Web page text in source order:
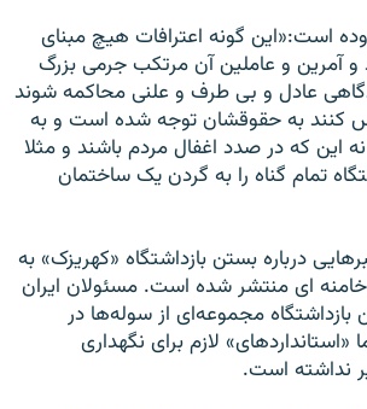
است:«اين گونه اعترافات هيچ مبنای
و آمرين و عاملين آن مرتکب جرمی بزرگ
‏عادل و بی طرف و علنی محاکمه شوند
کنند به حقوقشان توجه شده است و به
‏نه اين که در صدد اغفال مردم باشند و مثلا
تمام گناه را به گردن يک ساختمان
درباره بستن بازداشتگاه «کهریزک» به
خامنه ای منتشر شده است. مسئولان ایران
بازداشتگاه مجموعه‌ای از سوله‌ها در
«استانداردهای» لازم برای نگهداری
نداشته است.